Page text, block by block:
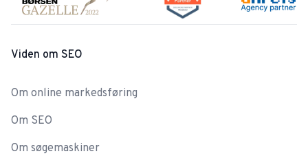
Viden om SEO
Om online markedsføring
Om SEO
Om søgemaskiner